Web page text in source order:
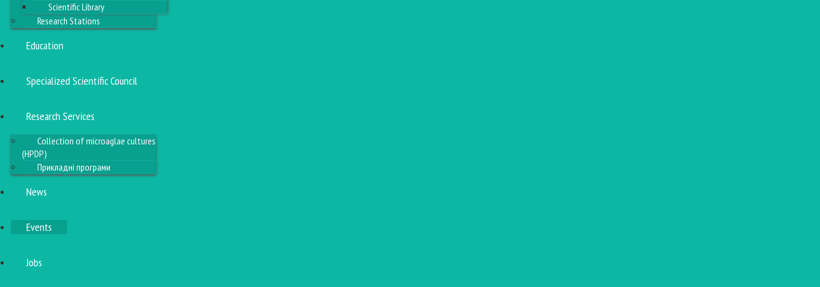
Scientific Library
Research Stations
Education
Specialized Scientific Council
Research Services
Collection of microaglae cultures
(HPDP)
Прикладні програми
News
Events
Jobs